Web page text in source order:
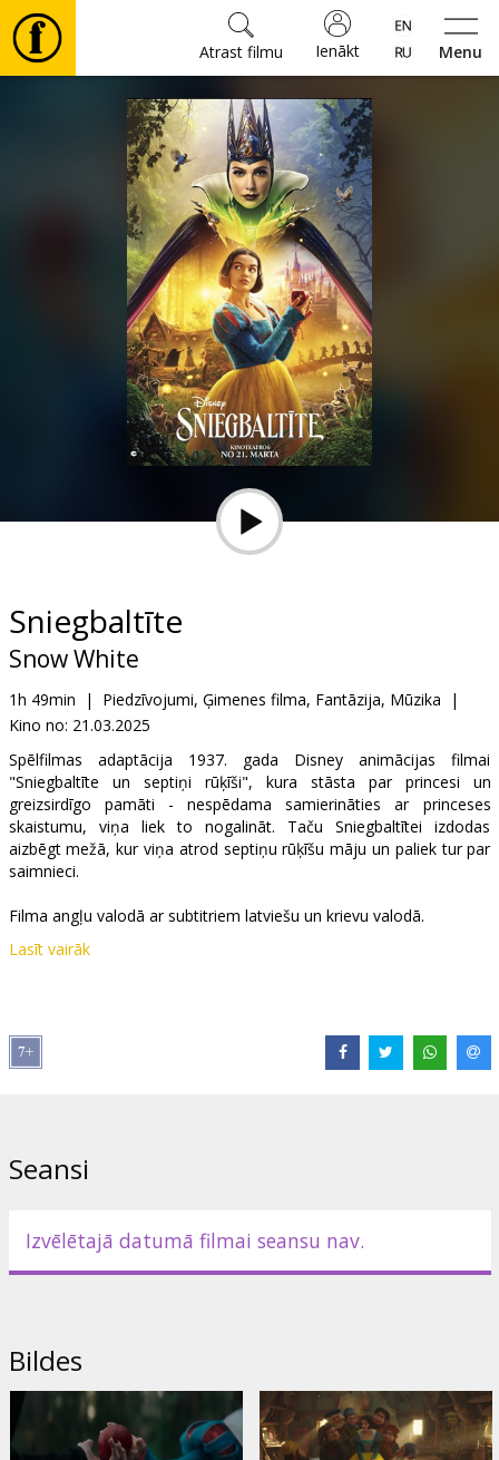
Menu
Ienākt
Atrast filmu
Pasākumi
B2B
Kino
Klubs
Sniegbaltīte
Snow White
1h 49min | Piedzīvojumi, Ģimenes filma, Fantāzija, Mūzika
|
Kino no: 21.03.2025
Spēlfilmas adaptācija 1937. gada Disney animācijas filmai
"Sniegbaltīte un septiņi rūķīši", kura stāsta par princesi un
greizsirdīgo pamāti - nespēdama samierināties ar princeses
skaistumu, viņa liek to nogalināt. Taču Sniegbaltītei izdodas
aizbēgt mežā, kur viņa atrod septiņu rūķīšu māju un paliek tur par
saimnieci.
Filma angļu valodā ar subtitriem latviešu un krievu valodā.
Lomās:
Andrew Burnap ,Ansu Kabia
Saites:
Lasīt vairāk
Seansi
Izvēlētajā datumā filmai seansu nav.
Bildes